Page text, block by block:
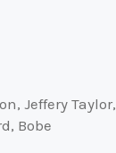
Jeffery Taylor,
Bobe